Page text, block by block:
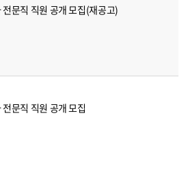
문직 직원 공개 모집(재공고)
문직 직원 공개 모집